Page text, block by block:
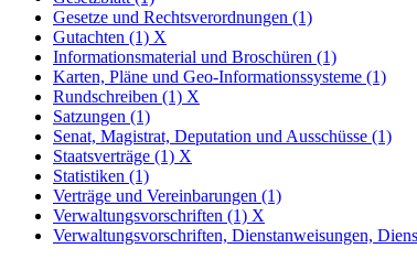
Gesetze und Rechtsverordnungen (1)
Gutachten (1) X
Informationsmaterial und Broschüren (1)
Karten, Pläne und Geo-Informationssysteme (1)
Rundschreiben (1) X
Satzungen (1)
Senat, Magistrat, Deputation und Ausschüsse (1)
Staatsverträge (1) X
Statistiken (1)
Verträge und Vereinbarungen (1)
Verwaltungsvorschriften (1) X
Verwaltungsvorschriften, Dienstanweisungen,